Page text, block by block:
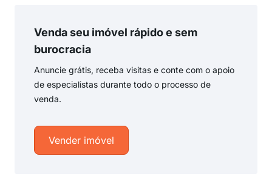
Venda seu imóvel rápido e sem
burocracia
Anuncie grátis, receba visitas e conte com o apoio
de especialistas durante todo o processo de
venda.
Vender imóvel